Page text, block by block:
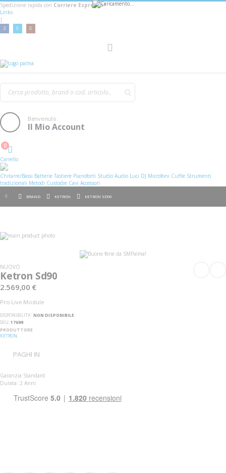
Spedizione rapida con Corriere Espresso!
Links
|
Benvenuto
Il Mio Account
Cart
0
Carrello
Chitarre/Bassi Batterie Tastiere Pianoforti Studio Audio Luci DJ Microfoni Cuffie Strumenti
tradizionali Metodi Custodie Cavi Accessori
BRAND KETRON KETRON SD90
Vai
alla
galleria
di
immagini
galleria
di
immagini
NUOVO
Ketron Sd90
2.569,00 €
Pro Live Module
DISPONIBILITA':NON DISPONIBILE
SKU 17699
PRODUTTORE
KETRON
PAGHI IN
Garanzia Standard
Durata: 2 Anni